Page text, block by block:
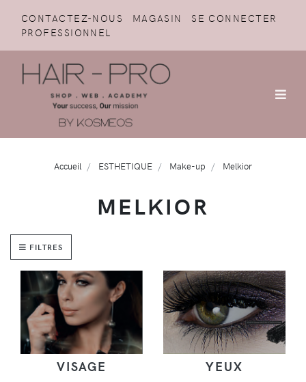
CONTACTEZ-NOUS MAGASIN
SE CONNECTER
PROFESSIONNEL
Accueil ESTHETIQUE Make-up Melkior
MELKIOR
FILTRES
VISAGE YEUX